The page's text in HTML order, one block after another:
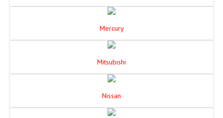
Mercury
Mitsubishi
Nissan